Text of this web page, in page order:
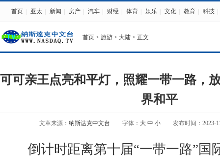
首页 亚太 新闻 房产 汽车 财经 体育 娱乐 文化 教育 科技
首页 > 旅游 > 大陆 > 正文
可可亲王点亮和平灯，照耀一带一路，
界和平
文章来源： 纳斯达克中文台 字体： 大 中 小 发布时间：2023-
倒计时距离第十届“一带一路”国